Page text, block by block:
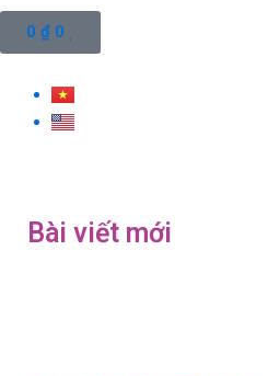
0 ₫ 0
Cart
Bài viết mới